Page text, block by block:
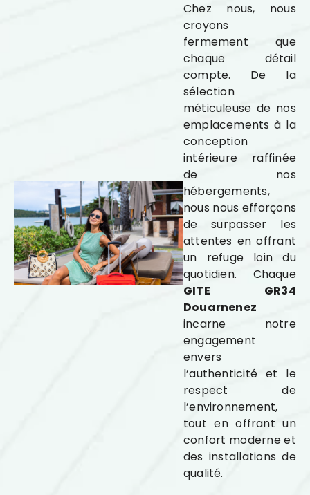
Chez nous, nous
croyons
fermement que
chaque détail
compte. De la
sélection
méticuleuse de nos
emplacements à la
conception
intérieure raffinée
de nos
hébergements,
nous nous efforçons
de surpasser les
attentes en offrant
un refuge loin du
quotidien. Chaque
GITE GR34
Douarnenez
incarne notre
engagement
envers
l’authenticité et le
respect de
l’environnement,
tout en offrant un
confort moderne et
des installations de
qualité.